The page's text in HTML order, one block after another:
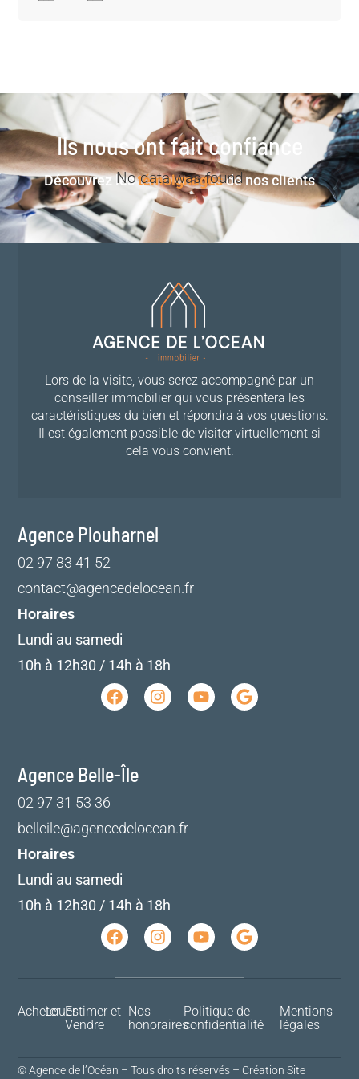
Ils nous ont fait confiance
Découvrez lestémoignagesde nos clients
No data was found
Agence Plouharnel
02 97 83 41 52
contact@agencedelocean.fr
Horaires
Lundi au samedi
10h à 12h30 / 14h à 18h
Lors de la visite, vous serez accompagné par un
conseiller immobilier qui vous présentera les
caractéristiques du bien et répondra à vos questions.
Il est également possible de visiter virtuellement si
cela vous convient.
Agence Belle-Île
02 97 31 53 36
belleile@agencedelocean.fr
Horaires
Lundi au samedi
10h à 12h30 / 14h à 18h
AcheterLouerEstimer et
Vendre
Nos
honoraires
Politique de
confidentialité
Mentions
légales
© Agence de l’Océan – Tous droits réservés – Création Site